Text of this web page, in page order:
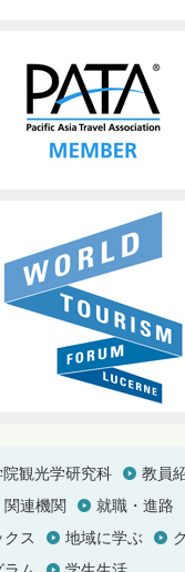
院観光学研究科
教員
連機関
就職・進路
ス
地域に学ぶ